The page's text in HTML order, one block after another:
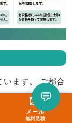
います。 ご都合
💬 LINE
✉️
メール
無料見積
💬